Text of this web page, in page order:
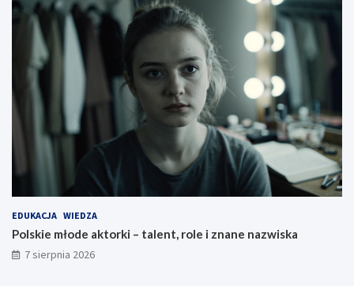
EDUKACJA WIEDZA
Polskie młode aktorki – talent, role i znane nazwiska
7 sierpnia 2026